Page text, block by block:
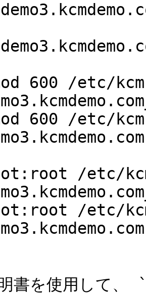
600 /etc/
600 /etc/
/etc/
/etc/
書を使用して